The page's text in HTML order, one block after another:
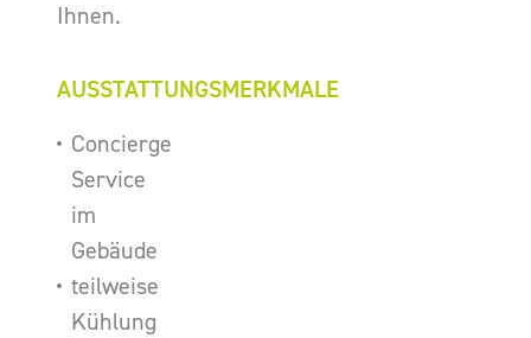
Ihnen.
AUSSTATTUNGSMERKMALE
Concierge
Service
im
Gebäude
teilweise
Kühlung